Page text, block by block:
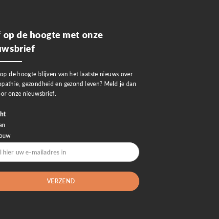
de hoogte met onze
de hoogte blijven van het laatste nieuws over
gezondheid en gezond leven? Meld je dan
onze nieuwsbrief.